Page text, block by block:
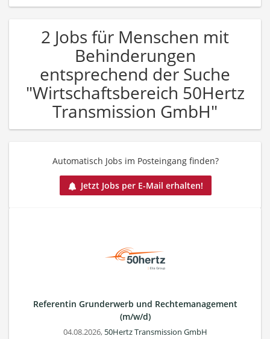
2 Jobs für Menschen mit
Behinderungen
entsprechend der Suche
"Wirtschaftsbereich 50Hertz
Transmission GmbH"
Automatisch Jobs im Posteingang finden?
Jetzt Jobs per E-Mail erhalten!
Referentin Grunderwerb und Rechtemanagement
(m/w/d)
04.08.2026, 50Hertz Transmission GmbH